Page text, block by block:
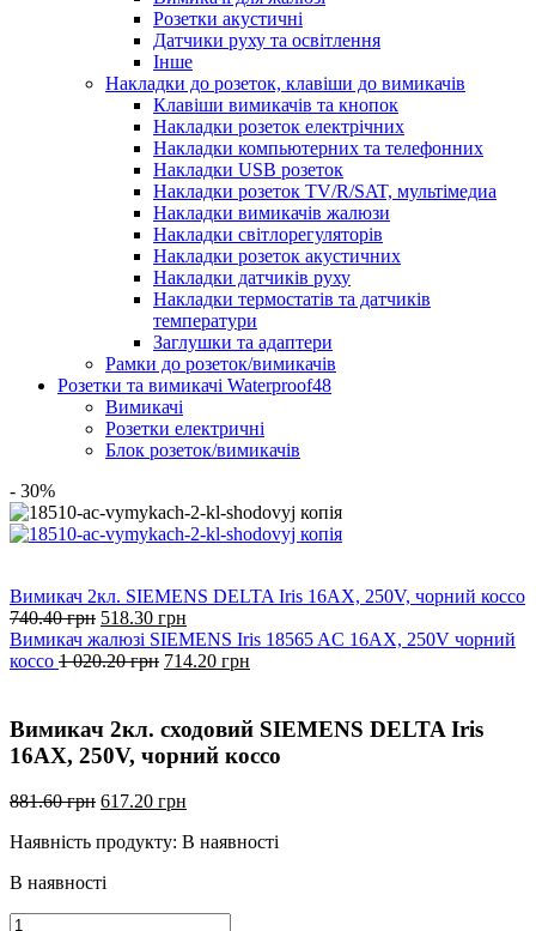
Розетки акустичні
Датчики руху та освітлення
Інше
Накладки до розеток, клавіши до вимикачів
Клавіши вимикачів та кнопок
Накладки розеток електрічних
Накладки компьютерних та телефонних
Накладки USB розеток
Накладки розеток TV/R/SAT, мультімедиа
Накладки вимикачів жалюзи
Накладки світлорегуляторів
Накладки розеток акустичних
Накладки датчиків руху
Накладки термостатів та датчиків
температури
Заглушки та адаптери
Рамки до розеток/вимикачів
Розетки та вимикачі Waterproof48
Вимикачі
Розетки електричні
Блок розеток/вимикачів
- 30%
Вимикач 2кл. SIEMENS DELTA Iris 16АХ, 250V, чорний коссо
740.40грн Оригінальна
ціна:
740.40
518.30 грн
ціна:
518.30
Вимикач жалюзі SIEMENS Iris 18565 AС 16АХ, 250V чорний
коссо 1 020.20грн Оригінальна
020.20
грн.
714.20 грн
грн.
Вимикач 2кл. сходовий SIEMENS DELTA Iris
16АХ, 250V, чорний коссо
881.60грн Оригінальна
881.60
617.20 грн
617.20
Наявність продукту: В наявності
В наявності
Вимикач